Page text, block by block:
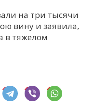
на три тысячи
вину и заявила,
в тяжелом